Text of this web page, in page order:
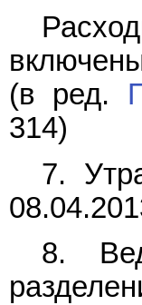
(в ред.
314)
7.
8.